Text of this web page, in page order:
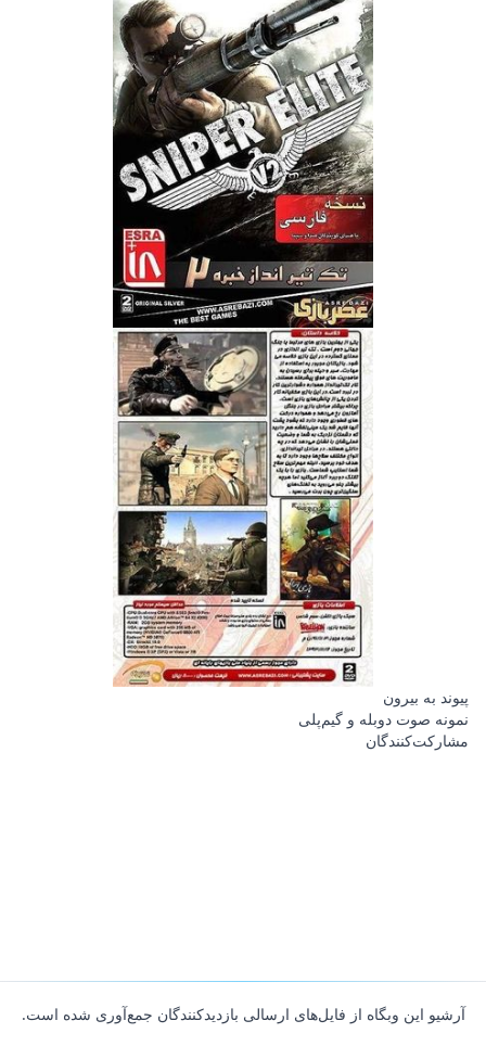
پیوند به بیرون
نمونه صوت دوبله و گیم‌پلی
مشارکت‌کنندگان
آرشیو این وبگاه از فایل‌های ارسالی بازدیدکنندگان جمع‌آوری شده است.